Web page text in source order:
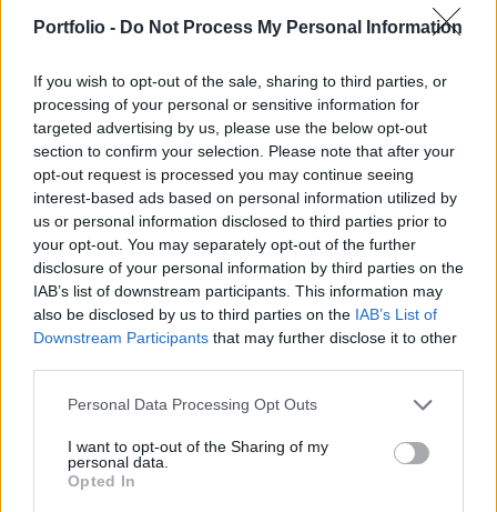
Portfolio - Do Not Process My Personal Information
If you wish to opt-out of the sale, sharing to third parties, or
processing of your personal or sensitive information for
targeted advertising by us, please use the below opt-out
section to confirm your selection. Please note that after your
opt-out request is processed you may continue seeing
interest-based ads based on personal information utilized by
us or personal information disclosed to third parties prior to
your opt-out. You may separately opt-out of the further
disclosure of your personal information by third parties on the
IAB’s list of downstream participants. This information may
also be disclosed by us to third parties on the IAB’s List of
Downstream Participants that may further disclose it to other
Personal Data Processing Opt Outs
I want to opt-out of the Sharing of my
personal data.
Opted In
támadták meg a Rjazanyi területet, többek között
a djagilevói légibázis környékét - írta a Kyiv
Pavel Malkov, a Rjazanyi terület kormányzója közölte, hogy
az éjszaka folyamán legalább négy drónt lőttek le a
nyugat-oroszországi régió felett. A Korablinszkij körzetben,
amely mintegy 60 kilométerre délre fekszik Rjazantól, egy
lezuhant drón miatt négy közeli ház ablakai
megrongálódtak. Az orosz védelmi minisztérium
tájékoztatása szerint összesen 35 ukrán drónt
semmisítettek...
KEDVES OLVASÓNK!
A keresett cikk a portfolio.hu hírarchívumához
tartozik, melynek olvasása előfizetéses
regisztrációhoz kötött.